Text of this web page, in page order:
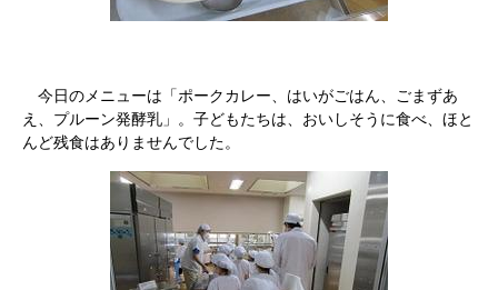
今日のメニューは「ポークカレー、はいがごはん、ごまずあ
え、プルーン発酵乳」。子どもたちは、おいしそうに食べ、ほと
んど残食はありませんでした。